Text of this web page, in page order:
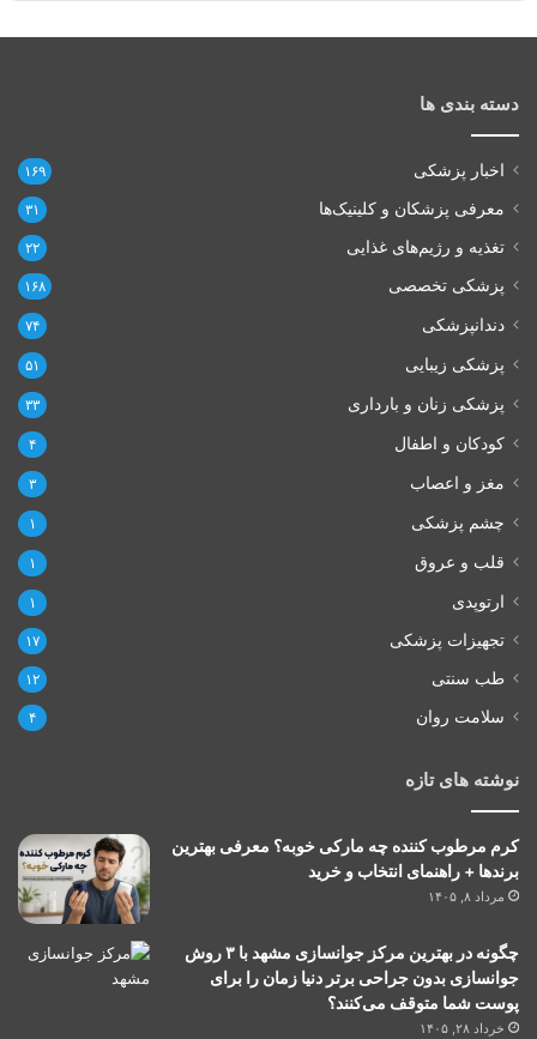
دسته بندی ها
اخبار پزشکی ۱۶۹
معرفی پزشکان و کلینیک‌ها ۳۱
تغذیه و رژیم‌های غذایی ۲۲
پزشکی تخصصی ۱۶۸
دندانپزشکی ۷۴
پزشکی زیبایی ۵۱
پزشکی زنان و بارداری ۳۳
کودکان و اطفال ۴
مغز و اعصاب ۳
چشم پزشکی ۱
قلب و عروق ۱
ارتوپدی ۱
تجهیزات پزشکی ۱۷
طب سنتی ۱۲
سلامت روان ۴
نوشته های تازه
کرم مرطوب کننده چه مارکی خوبه؟ معرفی بهترین
برندها + راهنمای انتخاب و خرید
مرداد ۸, ۱۴۰۵
چگونه در بهترین مرکز جوانسازی مشهد با ۳ روش
جوانسازی بدون جراحی برتر دنیا زمان را برای
پوست شما متوقف می‌کنند؟
خرداد ۲۸, ۱۴۰۵